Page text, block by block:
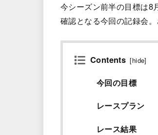
今シーズン前半の目標は8
確認となる今回の記録会
Contents [hide]
今回の目標
レースプラン
レース結果